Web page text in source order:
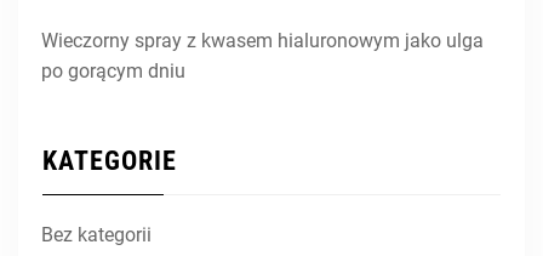
Wieczorny spray z kwasem hialuronowym jako ulga
po gorącym dniu
KATEGORIE
Bez kategorii